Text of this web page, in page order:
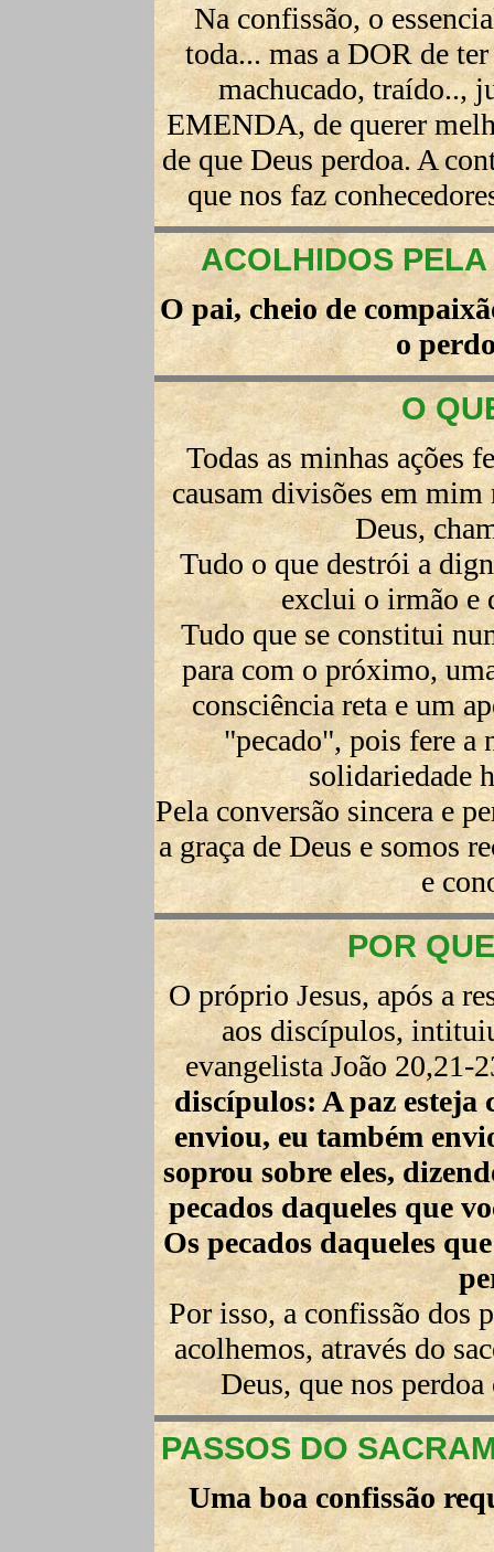
Na confissão, o
toda... mas a DOR de
machucado, traído..,
EMENDA, de querer
de que Deus perdoa. A
que nos faz
ACOLHIDOS
O pai, cheio de
o
O
Todas as minhas ações
causam divisões em
Deus,
Tudo o que destrói a
exclui o irmão e
Tudo que se constitui
para com o próximo,
consciência reta e um
"pecado", pois fere a
solidariedade
Pela conversão sincera e
a graça de Deus e somos
e
POR
O próprio Jesus, após a
aos discípulos,
evangelista João 20,21-
discípulos: A paz esteja
enviou, eu também
soprou sobre eles,
pecados daqueles que
Os pecados daqueles
Por isso, a confissão dos
acolhemos, através do
Deus, que nos
PASSOS DO
Uma boa confissão